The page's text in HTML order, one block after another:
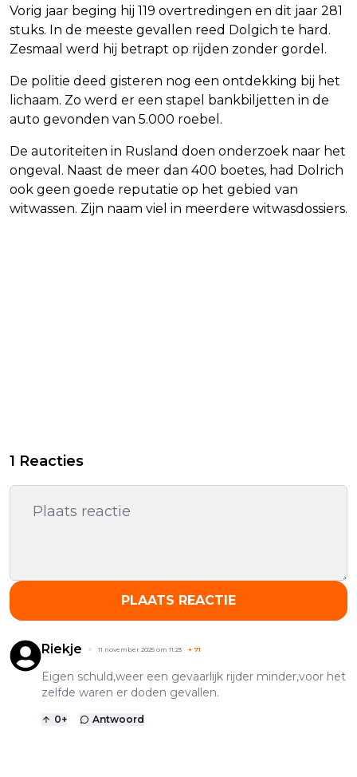
Vorig jaar beging hij 119 overtredingen en dit jaar 281
stuks. In de meeste gevallen reed Dolgich te hard.
Zesmaal werd hij betrapt op rijden zonder gordel.
De politie deed gisteren nog een ontdekking bij het
lichaam. Zo werd er een stapel bankbiljetten in de
auto gevonden van 5.000 roebel.
De autoriteiten in Rusland doen onderzoek naar het
ongeval. Naast de meer dan 400 boetes, had Dolrich
ook geen goede reputatie op het gebied van
witwassen. Zijn naam viel in meerdere witwasdossiers.
1 Reacties
PLAATS REACTIE
Riekje 11 november 2025 om 11:23 + 71
Eigen schuld,weer een gevaarlijk rijder minder,voor het
zelfde waren er doden gevallen.
0+ Antwoord